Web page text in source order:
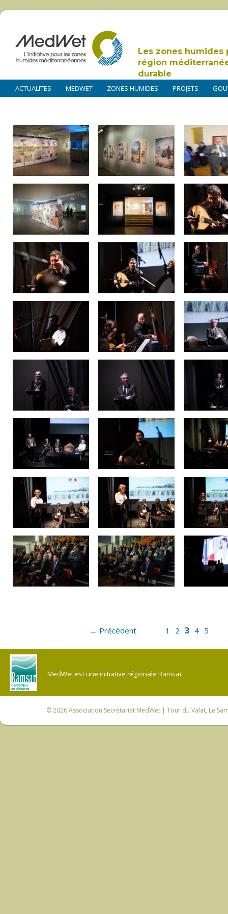
Les zones humides
région
durable
ACTUALITES MEDWET ZONES HUMIDES PROJETS
← Précédent 1 2 3 4 5
MedWet est une initiative régionale Ramsar.
© 2026Association Secrétariat MedWet | Tour du Valat, Le